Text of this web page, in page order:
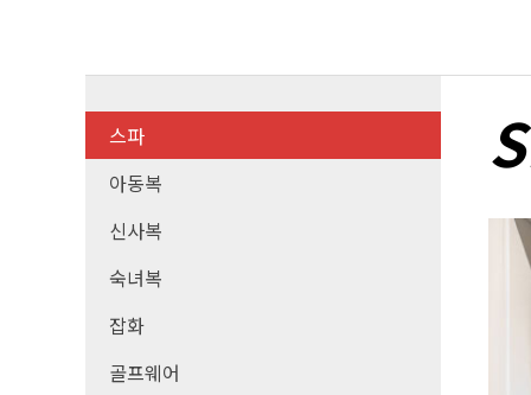
스파
아동복
신사복
숙녀복
잡화
골프웨어